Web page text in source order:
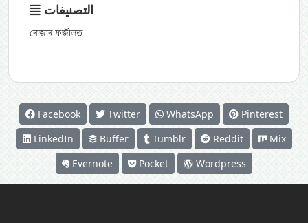
التصنيفات
ৰোজাৰ ফজীলত
Facebook Twitter WhatsApp
Pinterest
LinkedIn
Buffer Tumblr Reddit
Mix
Evernote
Pocket Wordpress